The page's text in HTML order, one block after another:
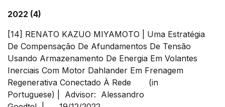
2022 (4)
[14] RENATO KAZUO MIYAMOTO | Uma Estratégia
De Compensação De Afundamentos De Tensão
Usando Armazenamento De Energia Em Volantes
Inerciais Com Motor Dahlander Em Frenagem
Regenerativa Conectado À Rede (in
Portuguese) | Advisor: Alessandro